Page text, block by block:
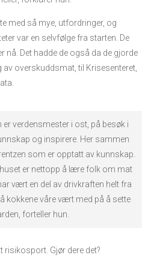
med så mye, utfordringer, og
var en selvfølge fra starten. De
nå. Det hadde de også da de gjorde
overskuddsmat, til Krisesenteret,
verdensmester i ost, på besøk i
og inspirere. Her sammen
som er opptatt av kunnskap.
er nettopp å lære folk om mat
vært en del av drivkraften helt fra
kokkene våre vært med på å sette
forteller hun.
risikosport. Gjør dere det?